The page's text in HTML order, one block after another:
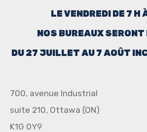
LE VENDREDI DE 7 H
NOS BUREAUX SERONT
DU 27 JUILLET AU 7 AOÛT
700, avenue Industrial
suite 210, Ottawa (ON)
K1G 0Y9